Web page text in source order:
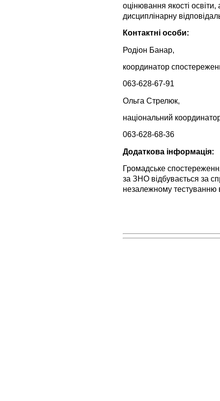
оцінювання якості освіти,
дисциплінарну
Контактні особи:
Родіон Банар,
координатор
063-628-67-91
Ольга Стрелюк,
національний
063-628-68-36
Додаткова інформація:
Громадське
за ЗНО відбувається за
незалежному тестуванню